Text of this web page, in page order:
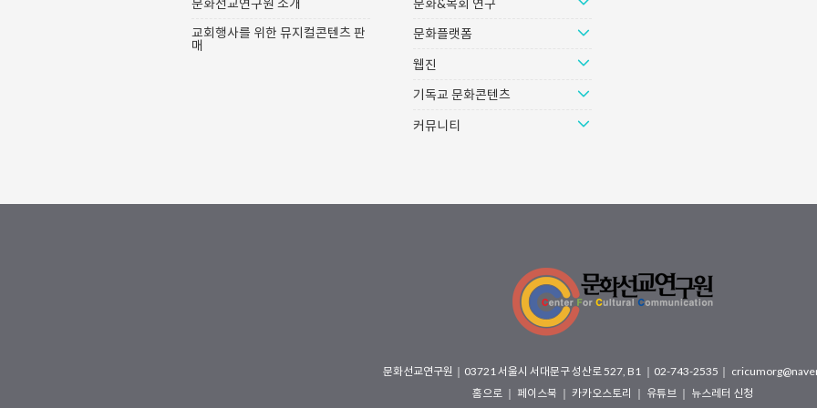
이 다 모여 있다. 이밖에도 예배에 사용
되는 음향 장비를 다룰 수 있도록 돕는
설명들과 다양한 장비들에 대한 리뷰가
다’라는 시집을 발표한 김미정 시인은
치과기공사라는 생업을 갖고 있다.
2018년 계간 ‘스토리문학’ 시 부문 등
단에 등단하였고, 월간 ..
교회행사를 위한 뮤지컬콘텐츠 판
매
문화플랫폼
웹진
기독교 문화콘텐츠
커뮤니티
문화선교연구원 ｜ 03721 서울시 서대문구 성산로 527, B1 ｜02-743-2535｜
홈으로 ｜ 페이스북 ｜ 카카오스토리 ｜ 유튜브 ｜ 뉴스레터 신청